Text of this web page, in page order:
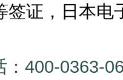
签证，日本
：400-0363-